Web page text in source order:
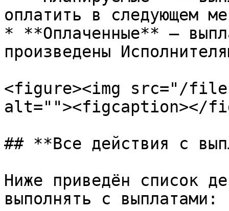
оплатить в следующем
* **Оплаченные** —
произведены
<figure><img src="/
alt=""><figcaption></
## **Все действия с
Ниже приведён список
выполнять с выплатами: